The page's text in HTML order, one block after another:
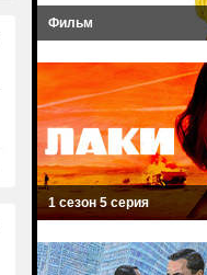
Фильм
1 сезон 5 серия